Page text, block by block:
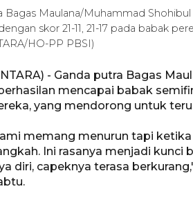
Bagas Maulana/Muhammad
skor 21-11, 21-17 pada babak
HO-PP PBSI)
- Ganda putra Bagas
mencapai babak
yang mendorong untuk
memang menurun tapi
Ini rasanya menjadi kunci
diri, capeknya terasa